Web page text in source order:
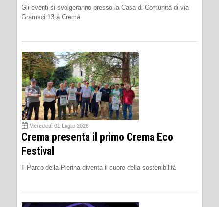
Gli eventi si svolgeranno presso la Casa di Comunità di via
Gramsci 13 a Crema.
Mercoledì 01 Luglio 2026
Crema presenta il primo Crema Eco
Festival
Il Parco della Pierina diventa il cuore della sostenibilità